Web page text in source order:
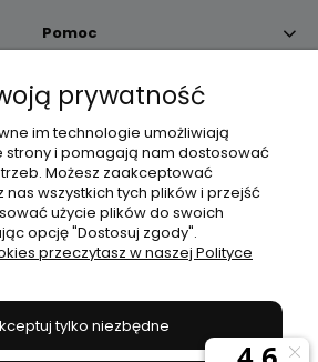
Pomoc
Moje konto
i dostawa
Informacje
prywatność
im technologie umożliwiają
strony i pomagają nam dostosować
Możesz zaakceptować
wszystkich tych plików i przejść
użycie plików do swoich
opcję "Dostosuj zgody".
przeczytasz w naszej Polityce
tylko niezbędne